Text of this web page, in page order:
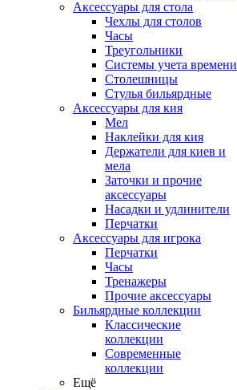
Аксессуары для стола
Чехлы для столов
Часы
Треугольники
Системы учета времени
Столешницы
Стулья бильярдные
Аксессуары для кия
Мел
Наклейки для кия
Держатели для киев и
мела
Заточки и прочие
аксессуары
Насадки и удлинители
Перчатки
Аксессуары для игрока
Перчатки
Часы
Тренажеры
Прочие аксессуары
Бильярдные коллекции
Классические
коллекции
Современные
коллекции
Ещё